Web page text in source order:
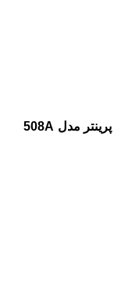
کارتریج های این پرینتر مدل 508A